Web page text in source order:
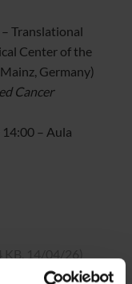
Translational
Center of the
Germany)
Cancer
– Aula